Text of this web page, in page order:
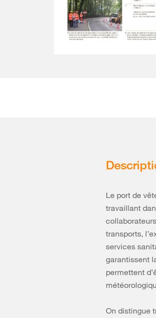
Le port de
travaillant
transports,
services
garantissent
permettent
On distingue